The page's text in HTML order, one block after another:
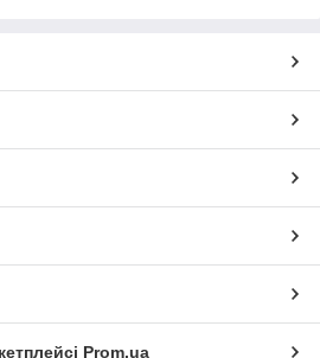
Prom.ua